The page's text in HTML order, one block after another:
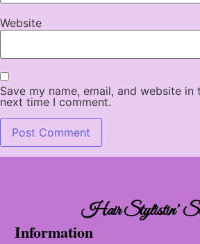
Website
Save my name, email, and website
next time I comment.
Hair Stylistin’
Information